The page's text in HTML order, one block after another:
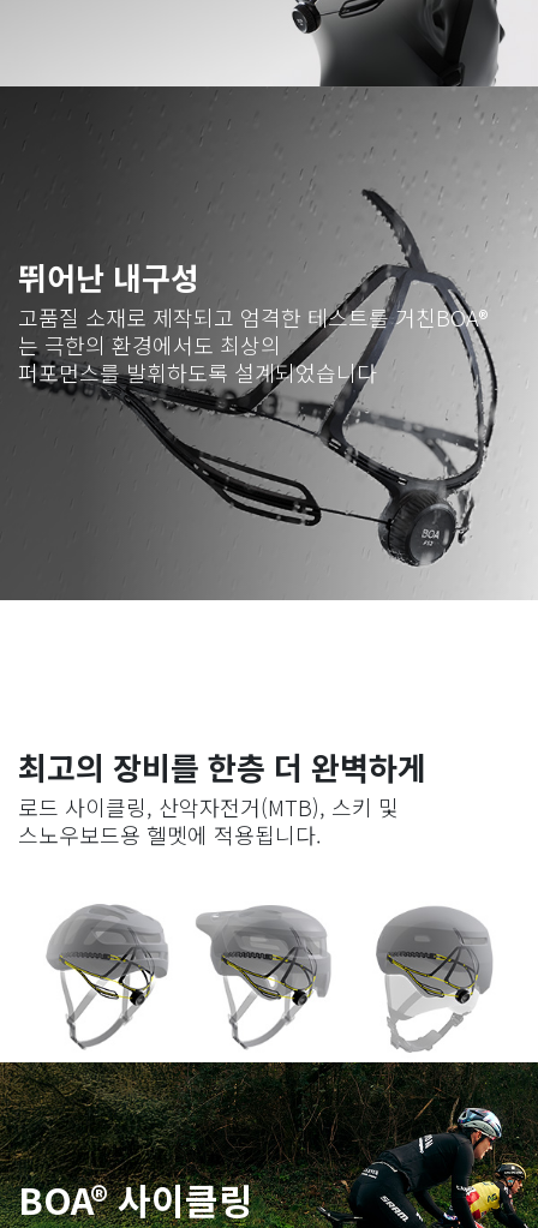
뛰어난 내구성
고품질 소재로 제작되고 엄격한 테스트를 거친BOA®
는 극한의 환경에서도 최상의
퍼포먼스를 발휘하도록 설계되었습니다
최고의 장비를 한층 더 완벽하게
로드 사이클링, 산악자전거(MTB), 스키 및
스노우보드용 헬멧에 적용됩니다.
BOA® 사이클링